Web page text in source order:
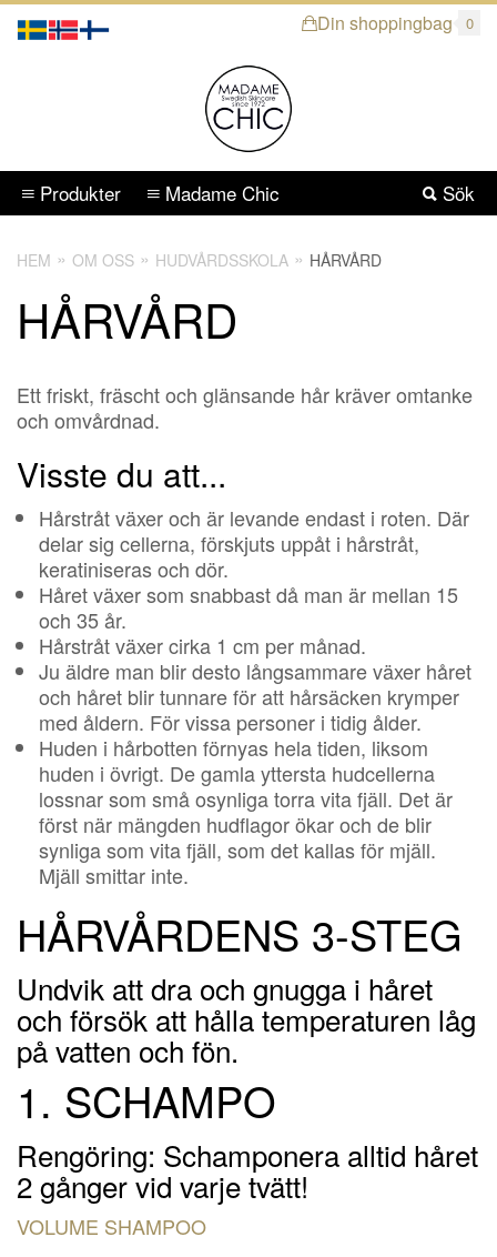
Din shoppingbag 0
Sök
Produkter Madame Chic
HEM OM OSS HUDVÅRDSSKOLA HÅRVÅRD
HÅRVÅRD
Ett friskt, fräscht och glänsande hår kräver omtanke
och omvårdnad.
Visste du att...
Hårstråt växer och är levande endast i roten. Där
delar sig cellerna, förskjuts uppåt i hårstråt,
keratiniseras och dör.
Håret växer som snabbast då man är mellan 15
och 35 år.
Hårstråt växer cirka 1 cm per månad.
Ju äldre man blir desto långsammare växer håret
och håret blir tunnare för att hårsäcken krymper
med åldern. För vissa personer i tidig ålder.
Huden i hårbotten förnyas hela tiden, liksom
huden i övrigt. De gamla yttersta hudcellerna
lossnar som små osynliga torra vita fjäll. Det är
först när mängden hudflagor ökar och de blir
synliga som vita fjäll, som det kallas för mjäll.
Mjäll smittar inte.
HÅRVÅRDENS 3-STEG
Undvik att dra och gnugga i håret
och försök att hålla temperaturen låg
på vatten och fön.
1. SCHAMPO
Rengöring: Schamponera alltid håret
2 gånger vid varje tvätt!
VOLUME SHAMPOO